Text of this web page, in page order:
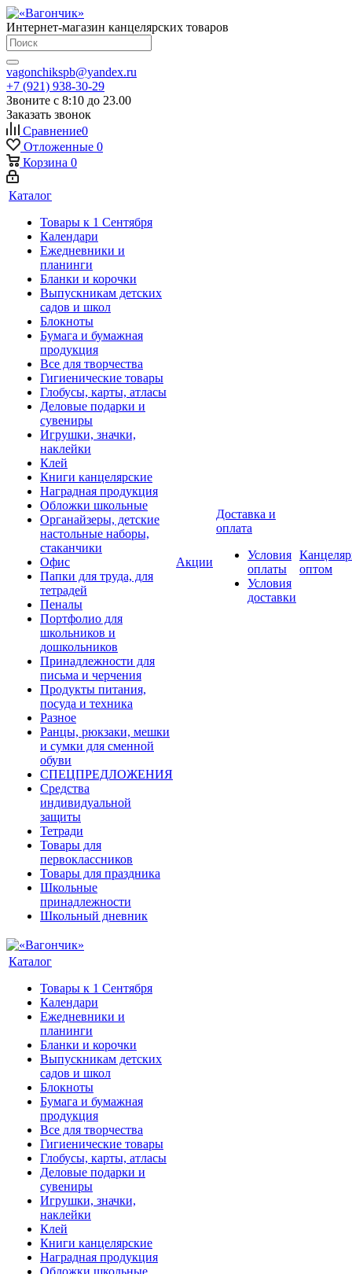
Интернет-магазин канцелярских товаров
vagonchikspb@yandex.ru
+7 (921) 938-30-29
Звоните с 8:10 до 23.00
Заказать звонок
Сравнение0
Отложенные 0
Корзина 0
Каталог
Товары к 1 Сентября
Календари
Ежедневники и
планинги
Бланки и корочки
Выпускникам детских
садов и школ
Блокноты
Бумага и бумажная
продукция
Все для творчества
Гигиенические товары
Глобусы, карты, атласы
Деловые подарки и
сувениры
Игрушки, значки,
наклейки
Клей
Книги канцелярские
Наградная продукция
Обложки школьные
Органайзеры, детские
настольные наборы,
стаканчики
Офис
Папки для труда, для
тетрадей
Пеналы
Портфолио для
школьников и
дошкольников
Принадлежности для
письма и черчения
Продукты питания,
посуда и техника
Разное
Ранцы, рюкзаки, мешки
и сумки для сменной
обуви
СПЕЦПРЕДЛОЖЕНИЯ
Средства
индивидуальной
защиты
Тетради
Товары для
первоклассников
Товары для праздника
Школьные
принадлежности
Школьный дневник
Акции
Доставка и
оплата
Условия
оплаты
Условия
доставки
оптом
Каталог
Товары к 1 Сентября
Календари
Ежедневники и
планинги
Бланки и корочки
Выпускникам детских
садов и школ
Блокноты
Бумага и бумажная
продукция
Все для творчества
Гигиенические товары
Глобусы, карты, атласы
Деловые подарки и
сувениры
Игрушки, значки,
наклейки
Клей
Книги канцелярские
Наградная продукция
Обложки школьные